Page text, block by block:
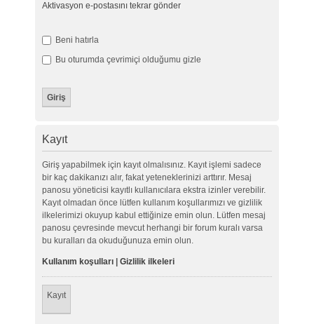
Aktivasyon e-postasını tekrar gönder
Beni hatırla
Bu oturumda çevrimiçi olduğumu gizle
Kayıt
Giriş yapabilmek için kayıt olmalısınız. Kayıt işlemi sadece
bir kaç dakikanızı alır, fakat yeteneklerinizi arttırır. Mesaj
panosu yöneticisi kayıtlı kullanıcılara ekstra izinler verebilir.
Kayıt olmadan önce lütfen kullanım koşullarımızı ve gizlilik
ilkelerimizi okuyup kabul ettiğinize emin olun. Lütfen mesaj
panosu çevresinde mevcut herhangi bir forum kuralı varsa
bu kuralları da okuduğunuza emin olun.
Kullanım koşulları| Gizlilik ilkeleri
Kayıt